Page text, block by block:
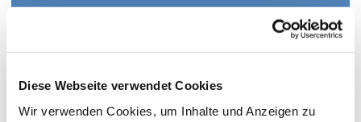
Diese Webseite verwendet Cookies
Wir verwenden Cookies, um Inhalte und Anzeigen zu